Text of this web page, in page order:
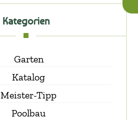
Kategorien
Garten
Katalog
Meister-Tipp
Poolbau